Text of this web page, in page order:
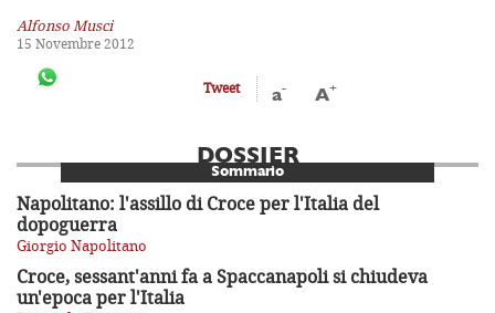
Alfonso Musci
15 Novembre 2012
Tweet a- A+
DOSSIER
Sommario
Napolitano: l'assillo di Croce per l'Italia del
dopoguerra
Giorgio Napolitano
Croce, sessant'anni fa a Spaccanapoli si chiudeva
un'epoca per l'Italia